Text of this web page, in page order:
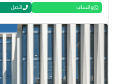
واتساب اتصل